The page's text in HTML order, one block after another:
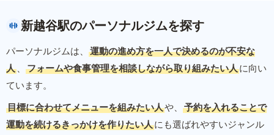
新越谷駅のパーソナルジムを探す
パーソナルジムは、
運動の進め方を一人で決めるのが不安な
人 、 フォームや食事管理を相談しながら取り組みたい人に向い
ています。
目標に合わせてメニューを組みたい人や、
予約を入れることで
運動を続けるきっかけを作りたい人にも選ばれやすいジャンル